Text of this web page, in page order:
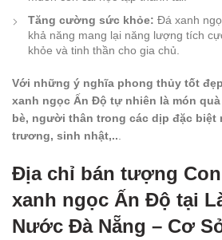
Tăng cường sức khỏe: Đá xanh
khả năng mang lại năng lượng tích
khỏe và tinh thần cho gia chủ.
Với những ý nghĩa phong thủy tốt
xanh ngọc Ấn Độ tự nhiên là món
bè, người thân trong các dịp đặc biệt
trương, sinh nhật,..
Địa chỉ bán tượng
xanh ngọc Ấn Độ tại
Nước Đà Nẵng – Cơ